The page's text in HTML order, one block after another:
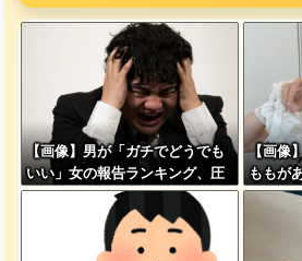
【画像】男が「ガチでどうでも
いい」女の報告ランキング、圧
倒的第１位と言えば『コレ』w
w w w w w w w w w
【画像
ももが
現れ
ｗｗｗ
本を